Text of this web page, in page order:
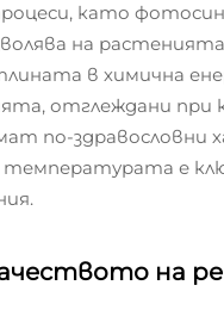
като
на
в химична
отглеждани
по-здравословни
е
на